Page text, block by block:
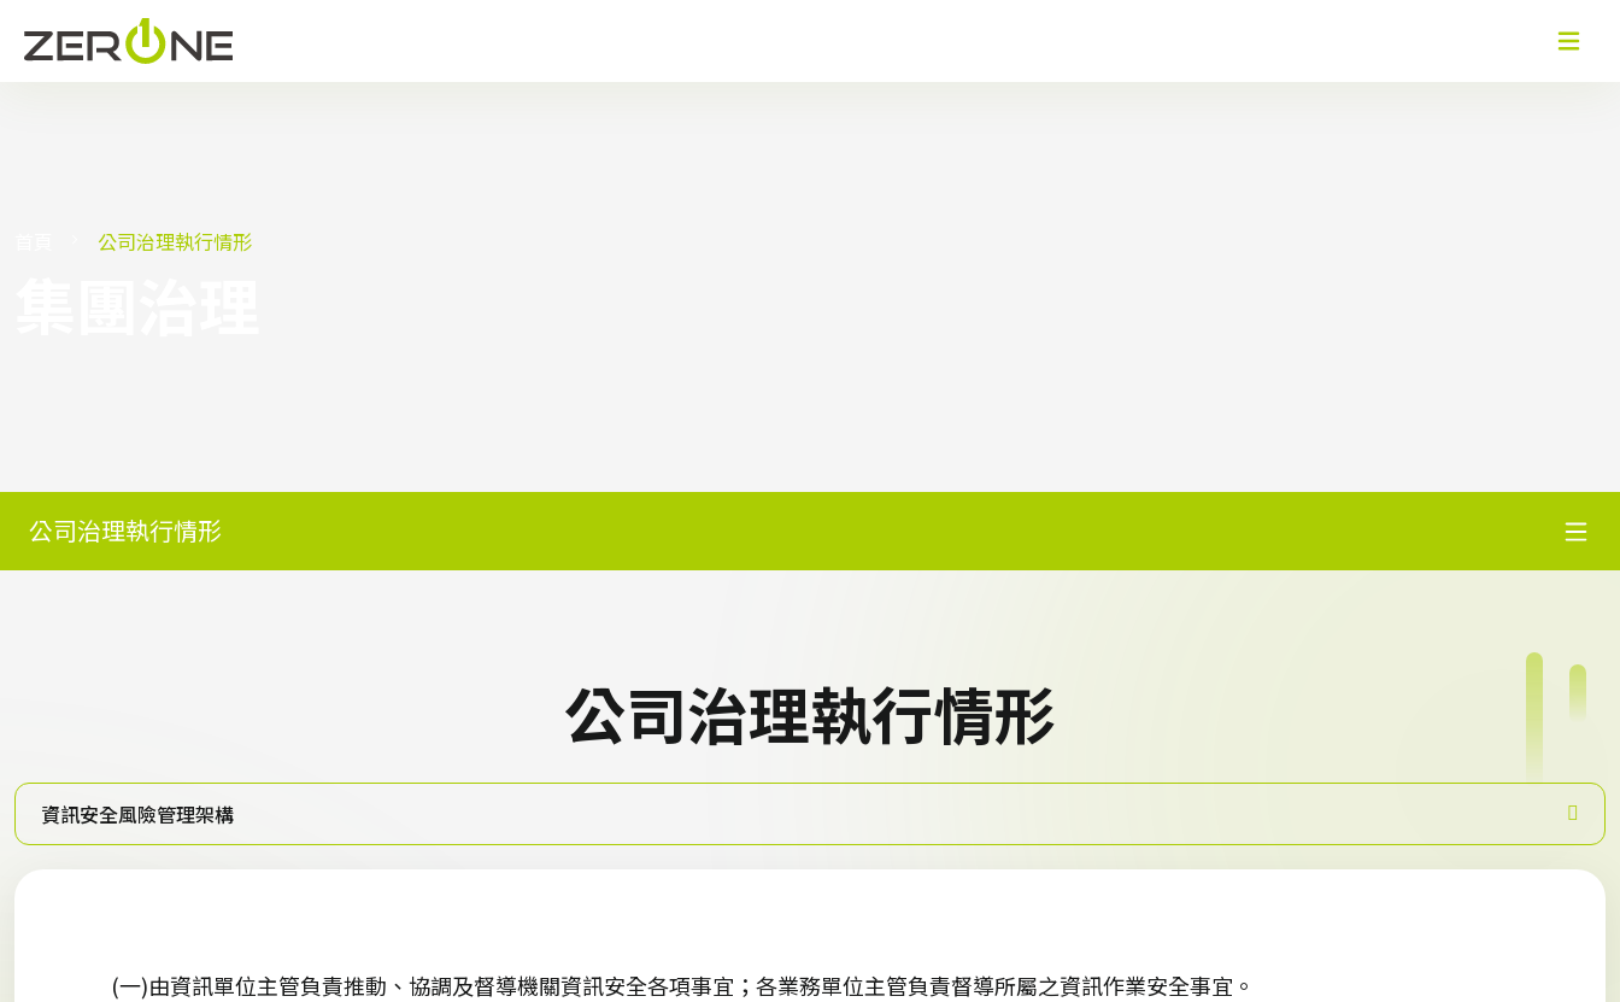
公司治理執行情形
公司治理執行情形
公司治理執行情形
資訊安全風險管理架構
(一)由資訊單位主管負責推動、協調及督導機關資訊安全各項事宜；各業務單位主管負責督導所屬之資訊作業安全事宜。